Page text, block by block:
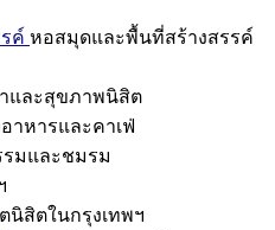
ค์ หอสมุดและพื้นที่สร้างสรรค์
และสุขภาพนิสิต
าหารและคาเฟ่
รมและชมรม
นิสิตในกรุงเทพฯ